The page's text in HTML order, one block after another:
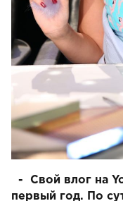
- Свой влог на
первый год. По